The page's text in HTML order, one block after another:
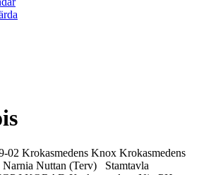
02 Krokasmedens Knox Krokasmedens
Nuttan (Terv) Stamtavla